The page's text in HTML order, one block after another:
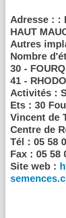
Adresse : :
HAUT
Autres
Nombre
30 -
41 -
Activités :
Ets : 30
Vincent de
Centre de
Tél : 05 58
Fax : 05 58
Site web :